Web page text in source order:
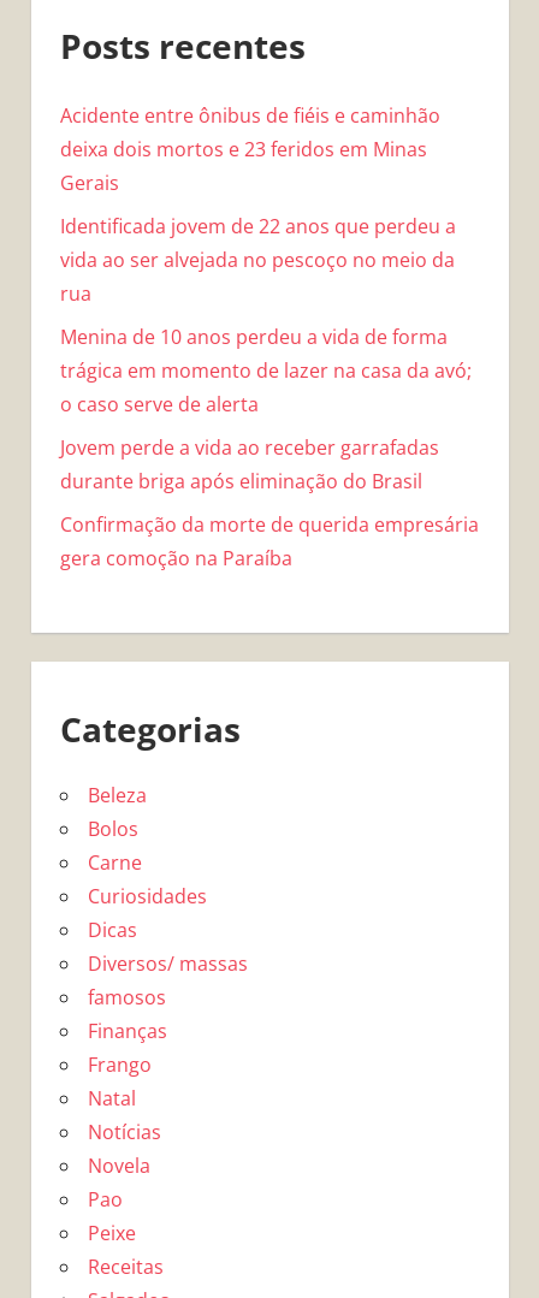
Posts recentes
Acidente entre ônibus de fiéis e caminhão
deixa dois mortos e 23 feridos em Minas
Gerais
Identificada jovem de 22 anos que perdeu a
vida ao ser alvejada no pescoço no meio da
rua
Menina de 10 anos perdeu a vida de forma
trágica em momento de lazer na casa da avó;
o caso serve de alerta
Jovem perde a vida ao receber garrafadas
durante briga após eliminação do Brasil
Confirmação da morte de querida empresária
gera comoção na Paraíba
Categorias
Beleza
Bolos
Carne
Curiosidades
Dicas
Diversos/ massas
famosos
Finanças
Frango
Natal
Notícias
Novela
Pao
Peixe
Receitas